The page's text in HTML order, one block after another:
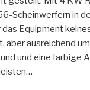
Scheinwerfern in
Equipment
aber ausreichend
und eine farbige